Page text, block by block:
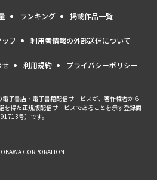
ランキング 掲載作品一覧
プ 利用者情報の外部送信について
利用規約 プライバシーポリシー
電子書店・電子書籍配信サービスが、著作権者から
を得た正規版配信サービスであることを示す登録商
号）です。
CORPORATION